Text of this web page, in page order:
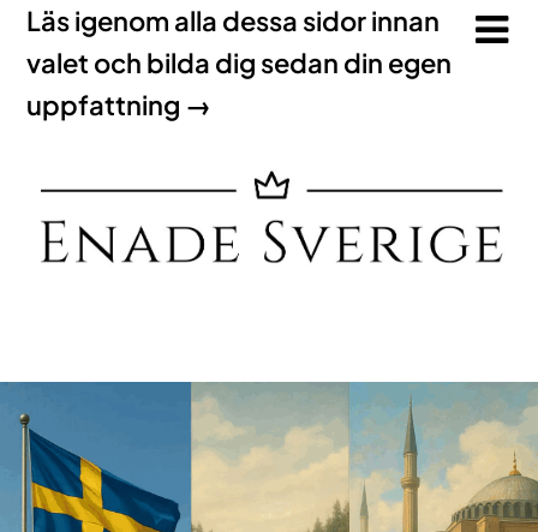
Läs igenom alla dessa sidor innan
valet och bilda dig sedan din egen
uppfattning →